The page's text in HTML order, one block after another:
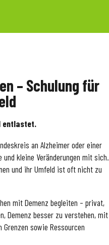
– Schulung für
entlastet.
an Alzheimer oder einer
kleine Veränderungen mit sich.
und ihr Umfeld ist oft nicht zu
mit Demenz begleiten – privat,
Demenz besser zu verstehen, mit
sowie Ressourcen